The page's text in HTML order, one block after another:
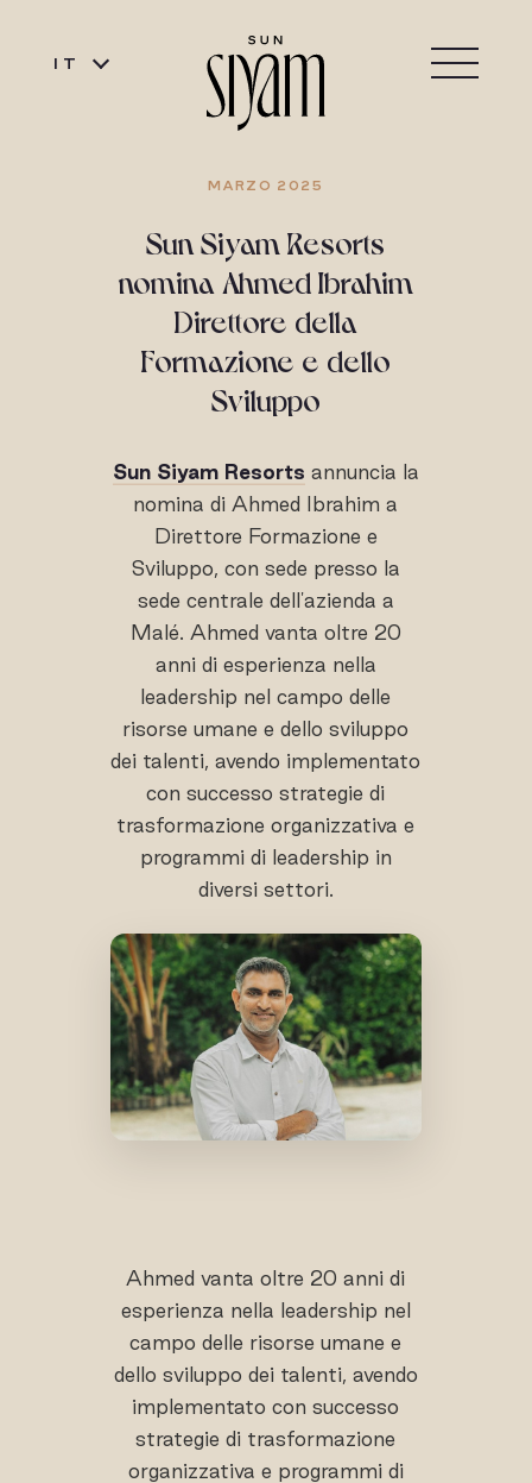
IT
MARZO 2025
Sun Siyam Resorts
nomina Ahmed Ibrahim
Direttore della
Formazione e dello
Sviluppo
Sun Siyam Resorts annuncia la
nomina di Ahmed Ibrahim a
Direttore Formazione e
Sviluppo, con sede presso la
sede centrale dell'azienda a
Malé. Ahmed vanta oltre 20
anni di esperienza nella
leadership nel campo delle
risorse umane e dello sviluppo
dei talenti, avendo implementato
con successo strategie di
trasformazione organizzativa e
programmi di leadership in
diversi settori.
Ahmed vanta oltre 20 anni di
esperienza nella leadership nel
campo delle risorse umane e
dello sviluppo dei talenti, avendo
implementato con successo
strategie di trasformazione
organizzativa e programmi di